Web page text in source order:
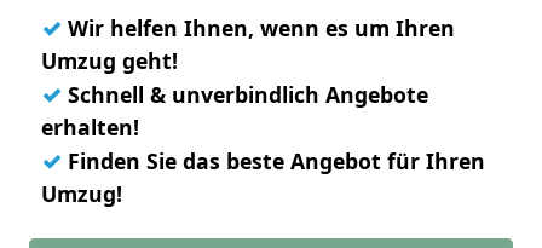
✓ Wir helfen Ihnen, wenn es um Ihren
Umzug geht!
✓ Schnell & unverbindlich Angebote
erhalten!
✓ Finden Sie das beste Angebot für Ihren
Umzug!